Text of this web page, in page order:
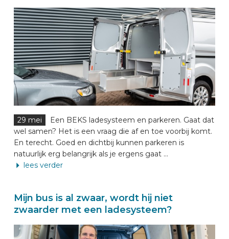
29 mei
Een BEKS ladesysteem en parkeren. Gaat dat
wel samen? Het is een vraag die af en toe voorbij komt.
En terecht. Goed en dichtbij kunnen parkeren is
natuurlijk erg belangrijk als je ergens gaat ...
lees verder
Mijn bus is al zwaar, wordt hij niet
zwaarder met een ladesysteem?